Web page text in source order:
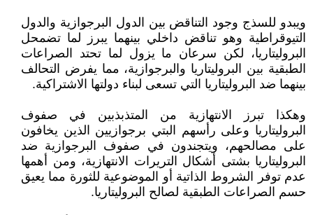
ويبدو للسذج وجود التناقض بين الدول البرجوازية والدول
التيوقراطية وهو تناقض داخلي بينهما يبرز لما تضمحل
البروليتاريا، لكن سرعان ما يزول لما تحتد الصراعات
الطبقية بين البروليتاريا والبرجوازية، مما يفرض التحالف
بينهما ضد البروليتاريا التي تسعى لبناء دولتها الاشتراكية.
وهكذا تبرز الانتهازية من المتذبذبين في صفوف
البروليتاريا وعلى رأسهم البتي برجوازيين الذين يخافون
على مصالحهم، ويتجندون في صفوف البرجوازية ضد
البروليتاريا بشتى أشكال التريرات الانتهازية، ومن أهمها
عدم توفر الشروط الذاتية أو الموضوعية للثورة مما يعيق
حسم الصراعات الطبقية لصالح البروليتاريا.